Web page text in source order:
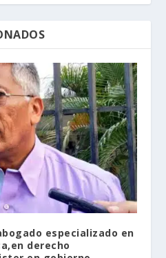
especializado en
derecho